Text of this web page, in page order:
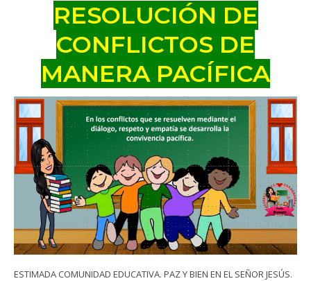
RESOLUCIÓN DE
CONFLICTOS DE
MANERA PACÍFICA
ESTIMADA COMUNIDAD EDUCATIVA. PAZ Y BIEN EN EL SEÑOR JESÚS.